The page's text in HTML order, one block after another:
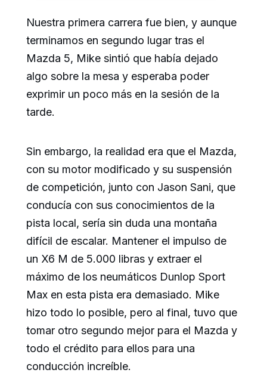
Nuestra primera carrera fue bien, y aunque
terminamos en segundo lugar tras el
Mazda 5, Mike sintió que había dejado
algo sobre la mesa y esperaba poder
exprimir un poco más en la sesión de la
tarde.
Sin embargo, la realidad era que el Mazda,
con su motor modificado y su suspensión
de competición, junto con Jason Sani, que
conducía con sus conocimientos de la
pista local, sería sin duda una montaña
difícil de escalar. Mantener el impulso de
un X6 M de 5.000 libras y extraer el
máximo de los neumáticos Dunlop Sport
Max en esta pista era demasiado. Mike
hizo todo lo posible, pero al final, tuvo que
tomar otro segundo mejor para el Mazda y
todo el crédito para ellos para una
conducción increíble.